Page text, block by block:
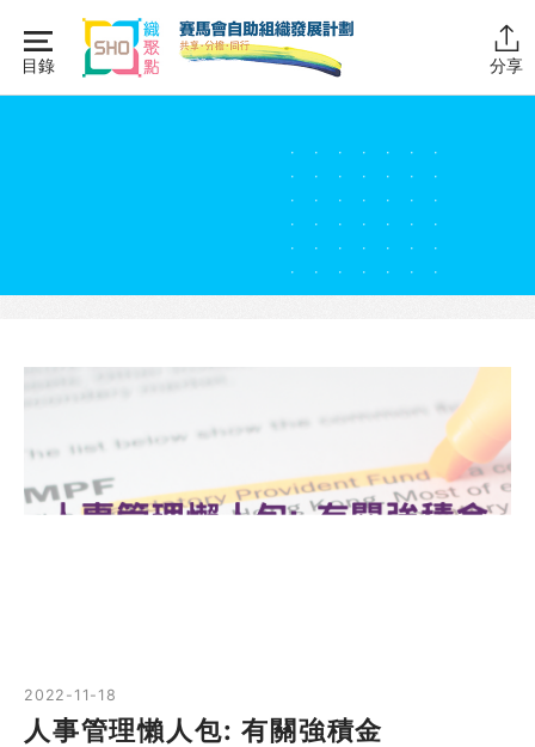
content
目錄 分享
主頁
SHO專題
關於我們
2022-11-18
人事管理懶人包: 有關強積金